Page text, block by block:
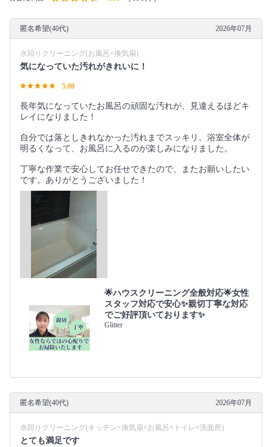
匿名希望(40代) 2026年07月
水回りクリーニング(お風呂×換気扇)
気になっていた汚れがきれいに！
5.00
長年気になっていたお風呂の頑固な汚れが、見違えるほどキ
レイになりました！
自分では落としきれなかった汚れまでスッキリ。浴室全体が
明るくなって、お風呂に入るのが楽しみになりました。
丁寧な作業で安心してお任せできたので、またお願いしたい
です。ありがとうございました！
🌟ハウスクリーニング全般対応🌟女性
スタッフ対応で安心✨親切丁寧な対応
でご好評頂いております✨
Glitter
匿名希望(40代) 2026年07月
水回りクリーニング(キッチン×換気扇×お風呂×トイレ×洗面所)
とても満足です